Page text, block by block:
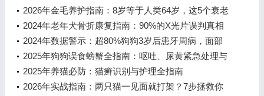
5个关键步骤决定恢复快慢
2026年金毛养护指南：8岁等于人类64岁，这5个衰老
信号千万别忽视！
2024年老年犬骨折康复指南：90%的X光片误判真相
与科学养护方案
2024年数据警示：超80%狗狗3岁后患牙周病，面部
肿胀+口臭+咳嗽需警惕这2大危险
2025年狗狗误食螃蟹全指南：呕吐、尿黄紧急处理与
5大高频问题解答
2025年养猫必防：猫癣识别与护理全指南
2026年实战指南：两只猫一见面就打架？7步拯救你